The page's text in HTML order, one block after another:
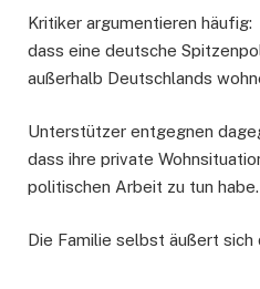
Kritiker argumentieren häufig:
dass eine deutsche
außerhalb Deutschlands
Unterstützer entgegnen
dass ihre private
politischen Arbeit zu tun habe.
Die Familie selbst äußert